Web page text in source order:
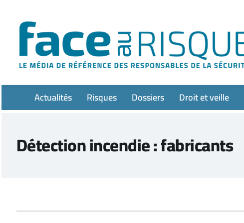
contenu
Actualités Risques Dossiers Droit et veille
Détection incendie : fabricants